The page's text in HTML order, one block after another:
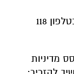
118
מדיניות